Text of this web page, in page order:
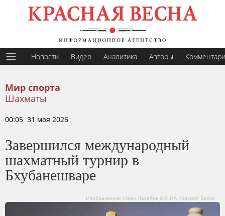
Новости Видео Аналитика Авторы
Мир спорта
Шахматы
00:05 31 мая 2026
Завершился международный
шахматный турнир в
Бхубанешваре
Изображение: Иван Лазебный © ИА Красная Весна